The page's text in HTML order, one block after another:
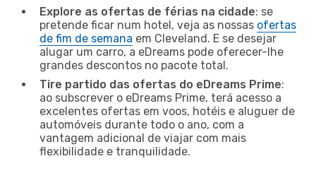
Explore as ofertas de férias na cidade: se
pretende ficar num hotel, veja as nossas ofertas
de fim de semana em Cleveland. E se desejar
alugar um carro, a eDreams pode oferecer-lhe
grandes descontos no pacote total.
Tire partido das ofertas do eDreams Prime:
ao subscrever o eDreams Prime, terá acesso a
excelentes ofertas em voos, hotéis e aluguer de
automóveis durante todo o ano, com a
vantagem adicional de viajar com mais
flexibilidade e tranquilidade.